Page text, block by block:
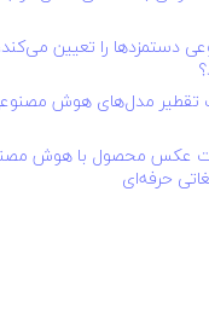
را تعیین می‌کند،
تقطیر مدل‌های هوش
عکس محصول با هوش
حرفه‌ای